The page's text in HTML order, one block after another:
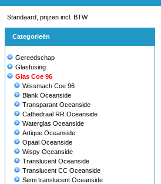
Standaard, prijzen incl. BTW
Categorieën
Gereedschap
Glasfusing
Glas Coe 96
Wissmach Coe 96
Blank Oceanside
Transparant Oceanside
Cathedraal RR Oceanside
Waterglas Oceanside
Artique Oceanside
Opaal Oceanside
Wispy Oceanside
Translucent Oceanside
Translucent CC Oceanside
Semi translucent Oceanside